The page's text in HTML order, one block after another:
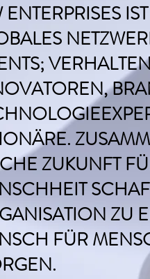
ENTERPRISES
ZUKUNFT
ZU
FÜR